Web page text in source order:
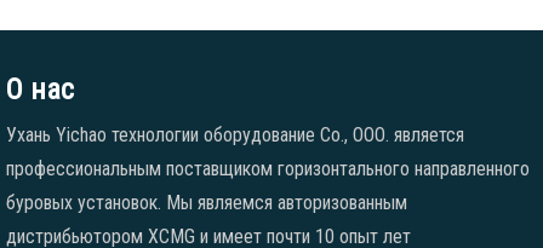
О нас
Ухань Yichao технологии оборудование Co., ООО. является
профессиональным поставщиком горизонтального направленного
буровых установок. Мы являемся авторизованным
дистрибьютором XCMG и имеет почти 10 опыт лет